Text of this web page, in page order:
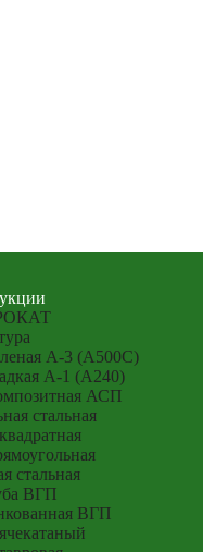
А-3 (А500С)
А-1 (А240)
АСП
стальная
стальная
ВГП
ВГП